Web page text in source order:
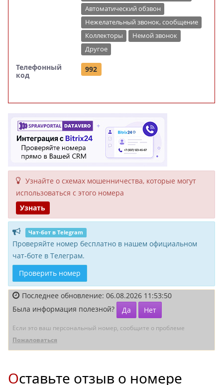
Автоматический обзвон
Нежелательный звонок, сообщение
Коллекторы
Немой звонок
Другое
Телефонный
код
992
Узнайте о схемах мошенни­чества, кото­рые могут
исполь­зоваться с этого номера
Узнать
Чат-бот в Telegram
Проверяйте номер бесплатно в нашем официальном
чат-боте в Телеграм.
Проверить номер
Последнее обновление: 06.08.2026 11:53:50
Была информация полезной?
Да Нет
Если это ваш персональный номер, сообщите о проблеме
Пожаловаться
Оставьте отзыв о номере